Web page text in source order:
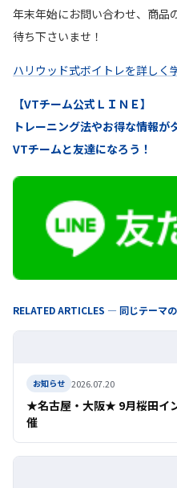
年末年始にお問い合わせ、商品
待ち下さいませ！
ハリウッド式ボイトレを詳しく
【VTチーム公式ＬＩＮＥ】
トレーニング法やお得な情報が
VTチームと友達になろう！
RELATED ARTICLES — 同じテーマ
お知らせ 2026.07.20
★名古屋・大阪★ 9月桜田イ
催